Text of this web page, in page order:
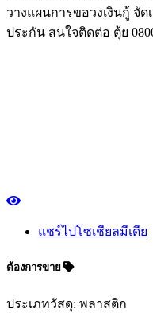
วางแผนการขอวงเงินกู้ จั
ประกัน สนใจติดต่อ ตุ้ย
แชร์ไปโซเชียลมีเดีย
ต้องการขาย
ประเภทวัสดุ: พลาสติก